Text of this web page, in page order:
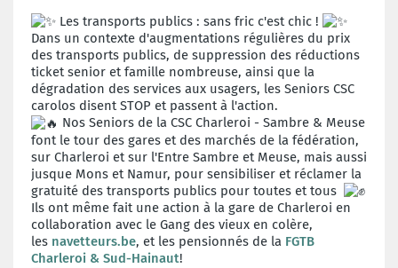
Les transports publics : sans fric c'est chic !
Dans un contexte d'augmentations régulières du prix
des transports publics, de suppression des réductions
ticket senior et famille nombreuse, ainsi que la
dégradation des services aux usagers, les Seniors CSC
carolos disent STOP et passent à l'action.
Nos Seniors de la CSC Charleroi - Sambre & Meuse
font le tour des gares et des marchés de la fédération,
sur Charleroi et sur l'Entre Sambre et Meuse, mais aussi
jusque Mons et Namur, pour sensibiliser et réclamer la
gratuité des transports publics pour toutes et tous
Ils ont même fait une action à la gare de Charleroi en
collaboration avec le Gang des vieux en colère,
les navetteurs.be, et les pensionnés de la FGTB
Charleroi & Sud-Hainaut!